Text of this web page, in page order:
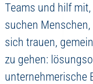
Teams und hilf
suchen
sich trauen,
zu gehen:
unternehmerische